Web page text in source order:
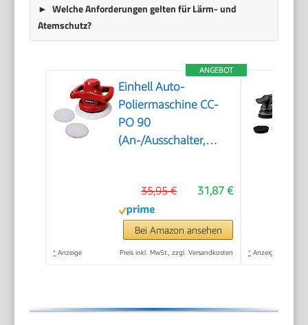
Welche Anforderungen gelten für Lärm- und
Atemschutz?
ANGEBOT
Einhell Auto-
Poliermaschine CC-
PO 90
(An-/Ausschalter,
und Synthetik-
Polierhaube inklusive)
31,87 €
35,95 €
Bei Amazon ansehen
* Anzeige Preis inkl. MwSt., zzgl. Versandkosten * Anzeige